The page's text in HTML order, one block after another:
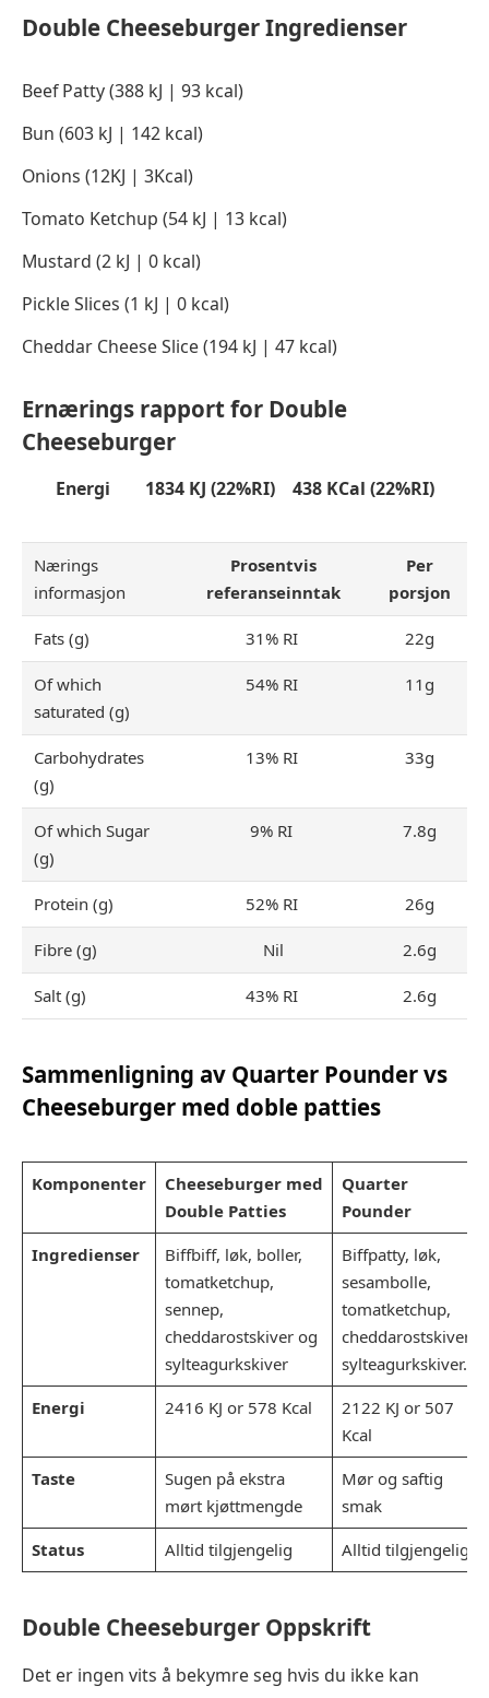
Double Cheeseburger Ingredienser
Beef Patty (388 kJ | 93 kcal)
Bun (603 kJ | 142 kcal)
Onions (12KJ | 3Kcal)
Tomato Ketchup (54 kJ | 13 kcal)
Mustard (2 kJ | 0 kcal)
Pickle Slices (1 kJ | 0 kcal)
Cheddar Cheese Slice (194 kJ | 47 kcal)
Ernærings rapport for Double
Cheeseburger
Energi 1834 KJ (22%RI) 438 KCal (22%RI)
Nærings
informasjon
Prosentvis
referanseinntak
Per
porsjon
Fats (g) 31% RI 22g
Of which
saturated (g)
54% RI 11g
Carbohydrates
(g)
13% RI 33g
Of which Sugar
(g)
9% RI 7.8g
Protein (g) 52% RI 26g
Fibre (g) Nil 2.6g
Salt (g) 43% RI 2.6g
Sammenligning av Quarter Pounder vs
Cheeseburger med doble patties
Komponenter Cheeseburger med
Double Patties
Quarter
Pounder
Ingredienser
Biffbiff, løk, boller,
tomatketchup,
sennep,
cheddarostskiver og
sylteagurkskiver
Biffpatty, løk,
sesambolle,
tomatketchup,
cheddarostskiver,
sylteagurkskiver.
Energi
2416 KJ or 578 Kcal
2122 KJ or 507
Kcal
Taste
Sugen på ekstra
mørt kjøttmengde
Mør og saftig
smak
Status
Alltid tilgjengelig Alltid tilgjengelig
Double Cheeseburger Oppskrift
Det er ingen vits å bekymre seg hvis du ikke kan